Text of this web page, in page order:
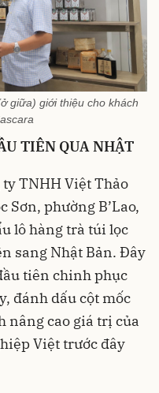
giữa) giới thiệu cho khách
TIÊN QUA NHẬT
TNHH Việt Thảo
Sơn, phường B’Lao,
lô hàng trà túi lọc
sang Nhật Bản. Đây
tiên chinh phục
đánh dấu cột mốc
nâng cao giá trị của
Việt trước đây